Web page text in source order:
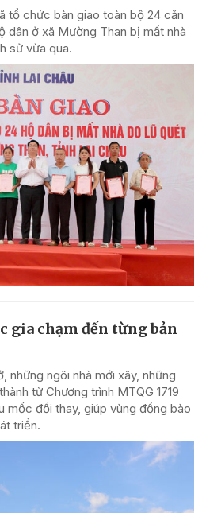
tổ chức bàn giao toàn bộ 24 căn
dân ở xã Mường Than bị mất nhà
sử vừa qua.
gia chạm đến từng bản
những ngôi nhà mới xây, những
từ Chương trình MTQG 1719
mốc đổi thay, giúp vùng đồng bào
triển.